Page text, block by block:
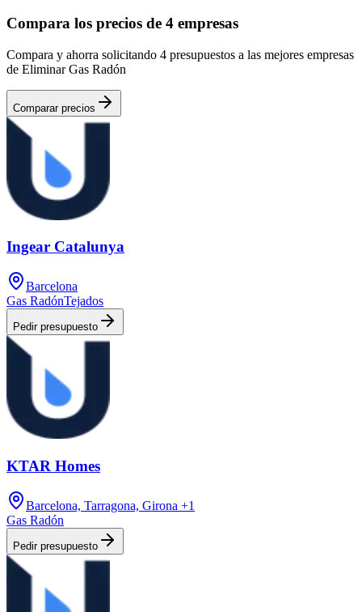
Compara los precios de 4 empresas
Compara y ahorra solicitando 4 presupuestos a las mejores empresas
de Eliminar Gas Radón
Comparar precios
Ingear Catalunya
Barcelona
Gas RadónTejados
Pedir presupuesto
KTAR Homes
Barcelona, Tarragona, Girona +1
Gas Radón
Pedir presupuesto